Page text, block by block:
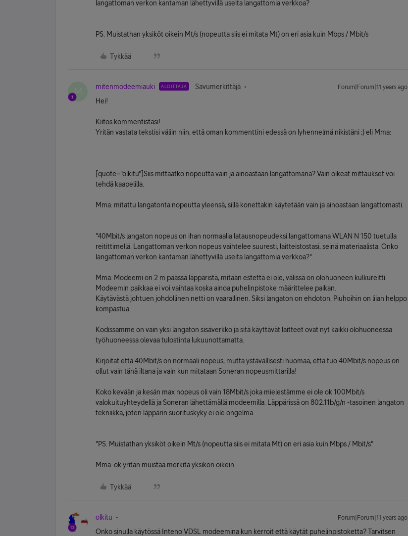
langattoman verkon kantaman lähettyvillä useita langattomia verkkoa?
PS. Muistathan yksiköt oikein Mt/s (nopeutta siis ei mitata Mt) on eri asia kuin Mbps / Mbit/s
Tykkää
M mitenmodeemiauki ALOITTAJA Savumerkittäjä Forum|Forum|11 years ago
Hei!
Kiitos kommentistasi!
Yritän vastata tekstisi väliin niin, että oman kommenttini edessä on lyhennelmä nikistäni ;) eli Mma:
[quote="olkitu"]Siis mittaatko nopeutta vain ja ainoastaan langattomana? Vain oikeat mittaukset voi
tehdä kaapelilla.
Mma: mitattu langatonta nopeutta yleensä, sillä konettakin käytetään vain ja ainoastaan langattomasti.
"40Mbit/s langaton nopeus on ihan normaalia latausnopeudeksi langattomana WLAN N 150 tuetulla
reitittimellä. Langattoman verkon nopeus vaihtelee suuresti, laitteistostasi, seinä materiaalista. Onko
langattoman verkon kantaman lähettyvillä useita langattomia verkkoa?"
Mma: Modeemi on 2 m päässä läppäristä, mitään estettä ei ole, välissä on olohuoneen kulkureitti.
Modeemin paikkaa ei voi vaihtaa koska ainoa puhelinpistoke määrittelee paikan.
Käytävästä johtuen johdollinen netti on vaarallinen. Siksi langaton on ehdoton. Piuhoihin on liian helppo
kompastua.
Kodissamme on vain yksi langaton sisäverkko ja sitä käyttävät laitteet ovat nyt kaikki olohuoneessa
työhuoneessa olevaa tulostinta lukuunottamatta.
Kirjoitat että 40Mbit/s on normaali nopeus, mutta ystävällisesti huomaa, että tuo 40Mbit/s nopeus on
ollut vain tänä iltana ja vain kun mitataan Soneran nopeusmittarilla!
Koko kevään ja kesän max nopeus oli vain 18Mbit/s joka mielestämme ei ole ok 100Mbit/s
valokuituyhteydellä ja Soneran lähettämällä modeemilla. Läppärissä on 802.11b/g/n -tasoinen langaton
tekniikka, joten läppärin suorituskyky ei ole ongelma.
"PS. Muistathan yksiköt oikein Mt/s (nopeutta siis ei mitata Mt) on eri asia kuin Mbps / Mbit/s"
Mma: ok yritän muistaa merkitä yksikön oikein
Tykkää
olkitu Forum|Forum|11 years ago
Onko sinulla käytössä Inteno VDSL modeemina kun kerroit että käytät puhelinpistoketta? Tarvitsen